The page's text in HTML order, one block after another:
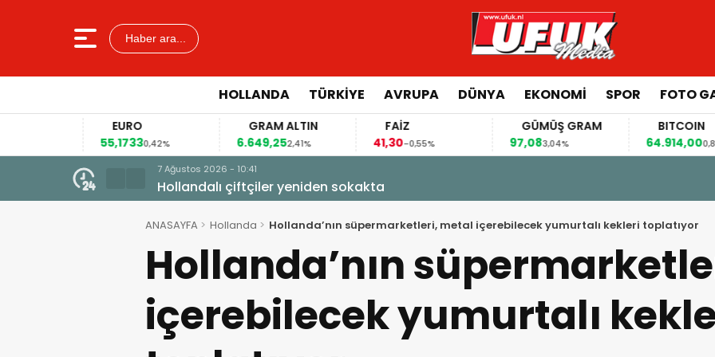
Haber ara...
HOLLANDA TÜRKIYE AVRUPA DÜNYA EKONOMI SPOR FOTO
EURO
55,17330,42%
GRAM ALTIN
6.649,252,41%
41,30-0,55%
GÜMÜŞ GRAM
97,083,04%
BITCOIN
64.914,000,81%
7 Ağustos 2026 - 10:41
Hollandalı çiftçiler yeniden sokakta
ANASAYFA Hollanda Hollanda’nın süpermarketleri, metal içerebilecek yumurtalı kekleri toplatıyor
Hollanda’nın
içerebilecek yumurtalı